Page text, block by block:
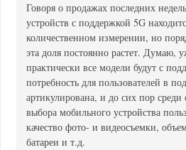
Говоря о продажах последних
устройств с поддержкой 5G
количественном измерении, но
эта доля постоянно растет. Думаю,
практически все модели будут с
потребность для пользователей в
артикулирована, и до сих пор
выбора мобильного устройства
качество фото- и видеосъемки,
батареи и т.д.